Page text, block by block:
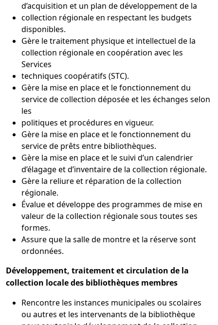
d’acquisition et un plan de développement de la
collection régionale en respectant les budgets
disponibles.
Gère le traitement physique et intellectuel de la
collection régionale en coopération avec les
Services
techniques coopératifs (STC).
Gère la mise en place et le fonctionnement du
service de collection déposée et les échanges selon
les
politiques et procédures en vigueur.
Gère la mise en place et le fonctionnement du
service de prêts entre bibliothèques.
Gère la mise en place et le suivi d’un calendrier
d’élagage et d’inventaire de la collection régionale.
Gère la reliure et réparation de la collection
régionale.
Évalue et développe des programmes de mise en
valeur de la collection régionale sous toutes ses
formes.
Assure que la salle de montre et la réserve sont
ordonnées.
Développement, traitement et circulation de la
collection locale des bibliothèques membres
Rencontre les instances municipales ou scolaires
ou autres et les intervenants de la bibliothèque